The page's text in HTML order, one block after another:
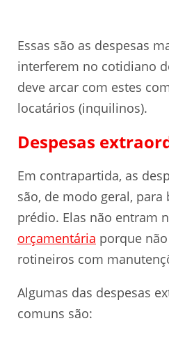
Essas são as despesas
interferem no cotidiano
deve arcar com estes
locatários (inquilinos).
Despesas
Em contrapartida, as
são, de modo geral,
prédio. Elas não entram
orçamentária porque
rotineiros com
Algumas das despesas
comuns são: